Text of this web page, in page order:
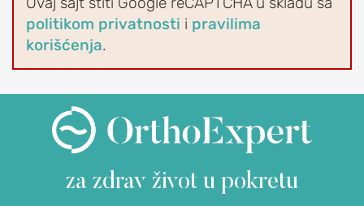
i
obaveštenja
Drugi
o
nama
RAME
POVREDE
politikom privatnosti i pravilima
korišćenja.
za zdrav život u pokretu